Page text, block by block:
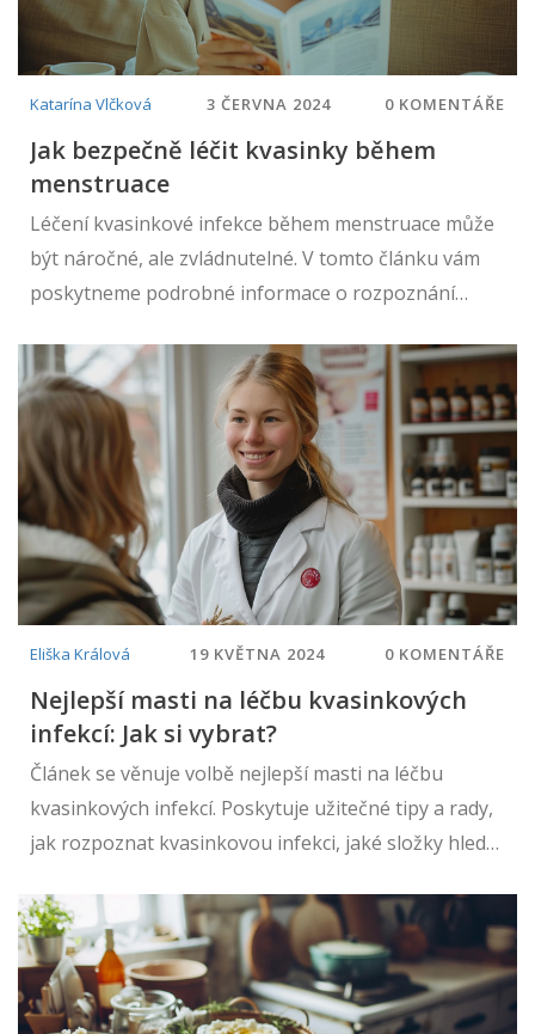
Katarína Vlčková 3 ČERVNA 2024 0 KOMENTÁŘE
Jak bezpečně léčit kvasinky během
menstruace
Léčení kvasinkové infekce během menstruace může
být náročné, ale zvládnutelné. V tomto článku vám
poskytneme podrobné informace o rozpoznání
péči během menstruace. Zjistíte také, jak přírodní
léky a změny životního stylu mohou pomoci zmírnit
příznaky.
Eliška Králová 19 KVĚTNA 2024 0 KOMENTÁŘE
Nejlepší masti na léčbu kvasinkových
infekcí: Jak si vybrat?
Článek se věnuje volbě nejlepší masti na léčbu
kvasinkových infekcí. Poskytuje užitečné tipy a rady,
jak rozpoznat kvasinkovou infekci, jaké složky hledat
přehled běžných druhů mastí a jejich výhod a
nevýhod.